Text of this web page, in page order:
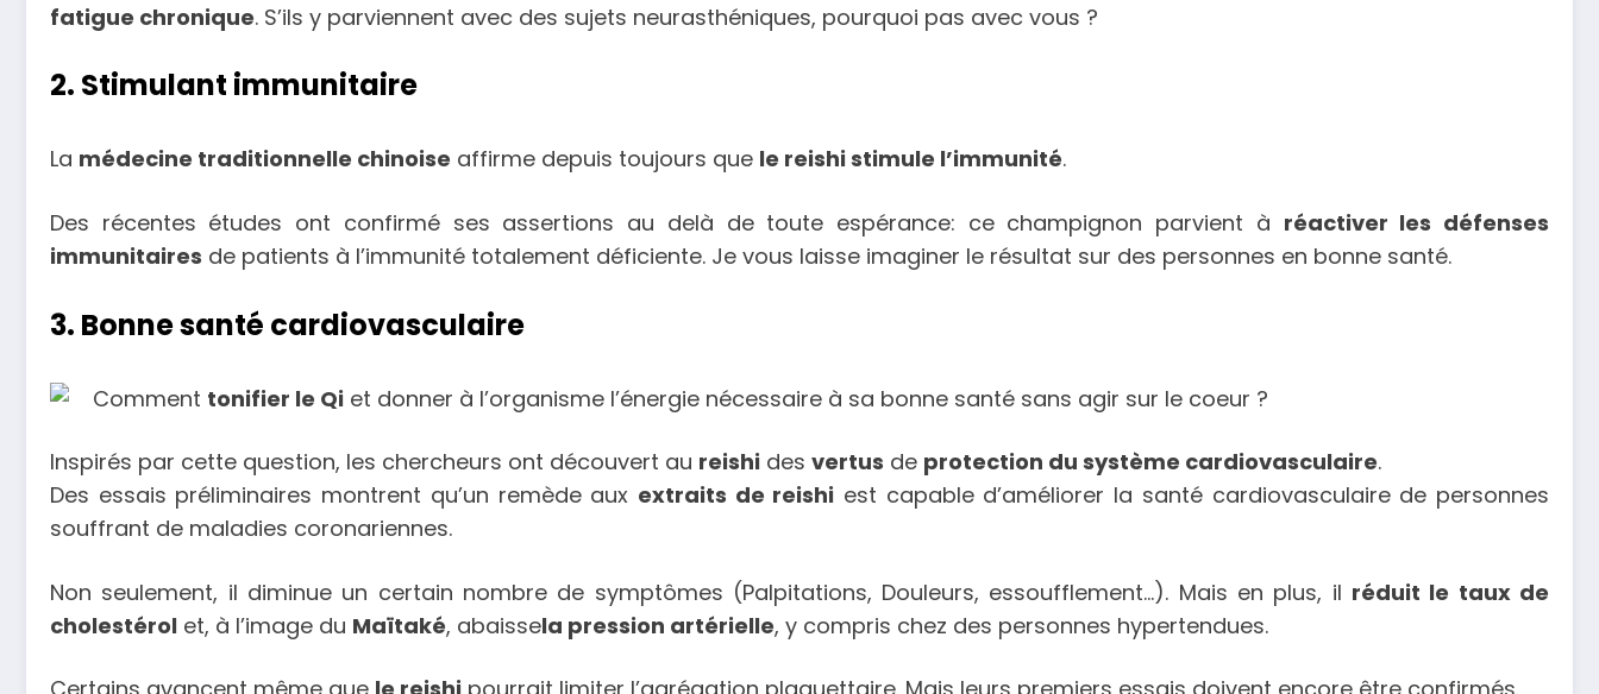
fatigue chronique. S’ils y parviennent avec des sujets neurasthéniques, pourquoi pas avec vous ?
2. Stimulant immunitaire
La médecine traditionnelle chinoise affirme depuis toujours que le reishi stimule l’immunité.
Des récentes études ont confirmé ses assertions au delà de toute espérance: ce champignon parvient à réactiver les défenses
immunitaires de patients à l’immunité totalement déficiente. Je vous laisse imaginer le résultat sur des personnes en bonne santé.
3. Bonne santé cardiovasculaire
Comment tonifier le Qi et donner à l’organisme l’énergie nécessaire à sa bonne santé sans agir sur le coeur ?
Inspirés par cette question, les chercheurs ont découvert au reishi des vertus de protection du système cardiovasculaire.
Des essais préliminaires montrent qu’un remède aux extraits de reishi est capable d’améliorer la santé cardiovasculaire de personnes
souffrant de maladies coronariennes.
Non seulement, il diminue un certain nombre de symptômes (Palpitations, Douleurs, essoufflement…). Mais en plus, il réduit le taux de
cholestérol et, à l’image du Maïtaké, abaissela pression artérielle, y compris chez des personnes hypertendues.